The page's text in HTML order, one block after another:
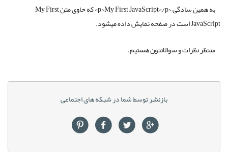
به همین سادگی <p>My First JavaScript</p> که حاوی متن My First
JavaScript است در صفحه نمایش داده میشود.
منتظر نظرات و سوالاتتون هستیم.
بازنشر توسط شما در شبکه های اجتماعی